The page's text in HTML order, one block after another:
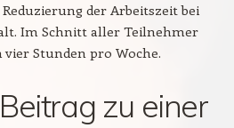
der Arbeitszeit bei
Im Schnitt aller Teilnehmer
Stunden pro Woche.
zu einer